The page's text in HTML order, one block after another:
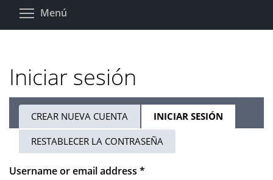
Pasar
Menú
Iniciar sesión
Solapas
principales
CREAR NUEVA CUENTA INICIAR SESIÓN
ACTIVA)
RESTABLECER LA CONTRASEÑA
Username or email address *